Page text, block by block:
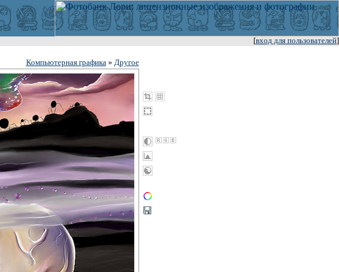
[вход для пользователей]
Компьютерная графика» Другое